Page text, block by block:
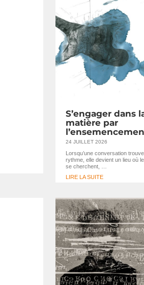
S’engager dans
matière par
24 JUILLET 2026
Lorsqu’une conversation
rythme, elle devient un lieu où
se cherchent, …
LIRE LA SUITE